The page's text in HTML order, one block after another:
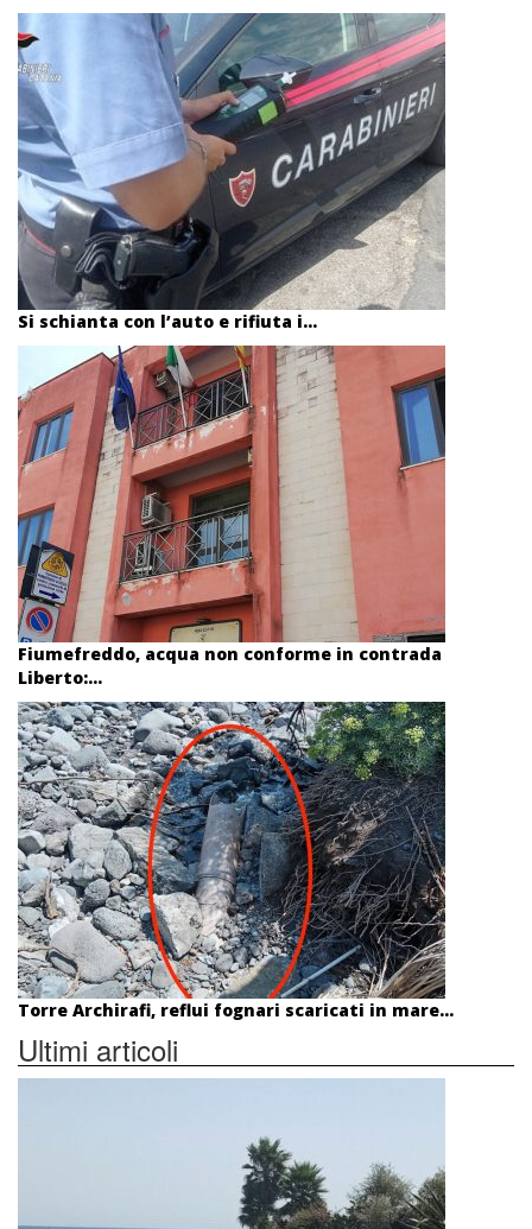
Si schianta con l’auto e rifiuta i...
Fiumefreddo, acqua non conforme in contrada
Liberto:...
Torre Archirafi, reflui fognari scaricati in mare...
Ultimi articoli